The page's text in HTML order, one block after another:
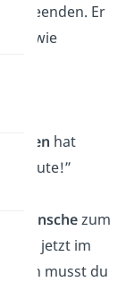
beenden. Er
wie
Besen hat
Gute!”
zum
bist jetzt im
Nun musst du